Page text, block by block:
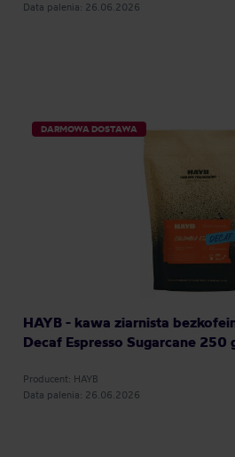
Data palenia: 26.06.2026
DARMOWA DOSTAWA
HAYB - kawa ziarnista
Decaf Espresso Sugarcane 250
Producent: HAYB
Data palenia: 26.06.2026